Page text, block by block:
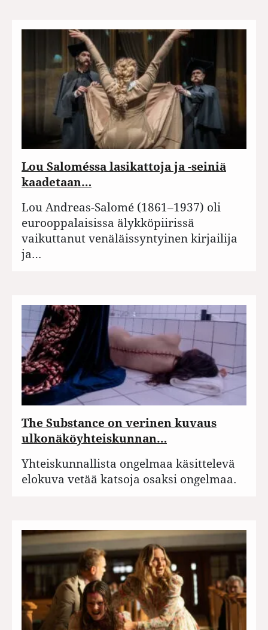
Lou Saloméssa lasikattoja ja -seiniä
kaadetaan…
Lou Andreas-Salomé (1861–1937) oli
eurooppalaisissa älykköpiirissä
vaikuttanut venäläissyntyinen kirjailija
ja…
The Substance on verinen kuvaus
ulkonäköyhteiskunnan…
Yhteiskunnallista ongelmaa käsittelevä
elokuva vetää katsoja osaksi ongelmaa.